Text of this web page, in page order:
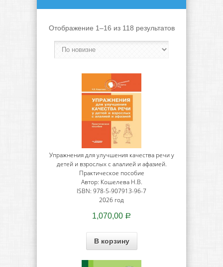
Отображение 1–16 из 118 результатов
Упражнения для улучшения качества речи у
детей и взрослых с алалией и афазией.
Практическое пособие
Автор: Кошелева Н.В.
ISBN: 978-5-907913-96-7
2026 год
1,070,00 Р
В корзину